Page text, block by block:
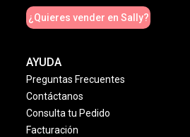
¿Quieres vender en Sally?
AYUDA
Preguntas Frecuentes
Contáctanos
Consulta tu Pedido
Facturación